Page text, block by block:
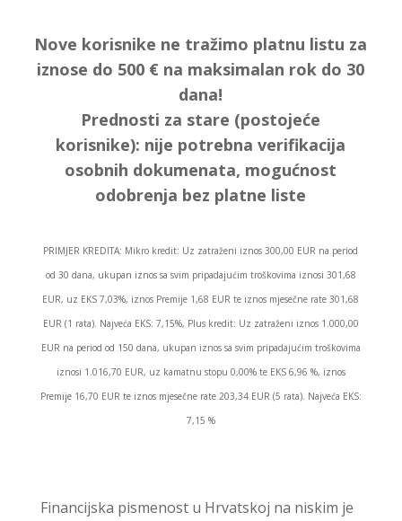
Nove korisnike ne tražimo platnu listu za
iznose do 500 € na maksimalan rok do 30
dana!
Prednosti za stare (postojeće
korisnike): nije potrebna verifikacija
osobnih dokumenata, mogućnost
odobrenja bez platne liste
PRIMJER KREDITA: Mikro kredit: Uz zatraženi iznos 300,00 EUR na period
od 30 dana, ukupan iznos sa svim pripadajućim troškovima iznosi 301,68
EUR, uz EKS 7,03%, iznos Premije 1,68 EUR te iznos mjesečne rate 301,68
EUR (1 rata). Najveća EKS: 7,15%, Plus kredit: Uz zatraženi iznos 1.000,00
EUR na period od 150 dana, ukupan iznos sa svim pripadajućim troškovima
iznosi 1.016,70 EUR, uz kamatnu stopu 0,00% te EKS 6,96 %, iznos
Premije 16,70 EUR te iznos mjesečne rate 203,34 EUR (5 rata). Najveća EKS:
7,15 %
Financijska pismenost u Hrvatskoj na niskim je